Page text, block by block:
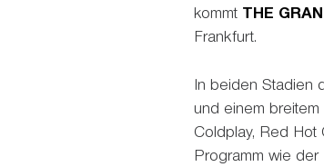
kommt THE
Frankfurt.
In beiden Stadien
und einem
Coldplay, Red
Programm wie der